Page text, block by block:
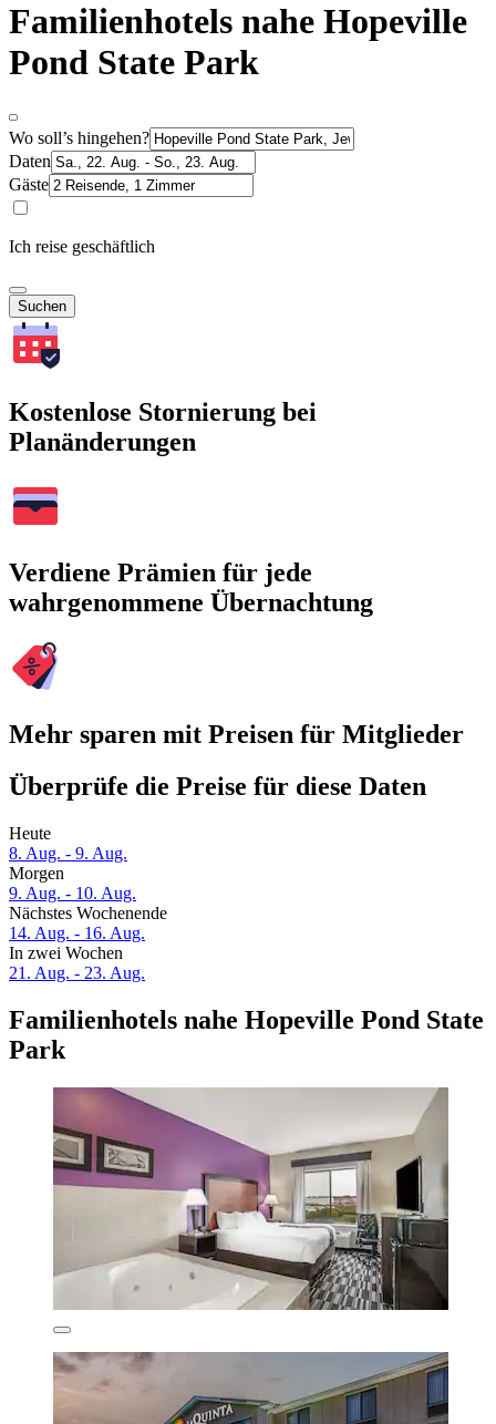
Familienhotels nahe Hopeville
Pond State Park
Wo soll’s hingehen?
Daten
Gäste
Ich reise geschäftlich
Suchen
Kostenlose Stornierung bei
Planänderungen
Verdiene Prämien für jede
wahrgenommene Übernachtung
Mehr sparen mit Preisen für Mitglieder
Überprüfe die Preise für diese Daten
Heute
8. Aug. - 9. Aug.
Morgen
9. Aug. - 10. Aug.
Nächstes Wochenende
14. Aug. - 16. Aug.
In zwei Wochen
21. Aug. - 23. Aug.
Familienhotels nahe Hopeville Pond State
Park